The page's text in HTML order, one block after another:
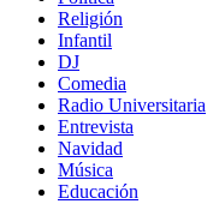
Religión
Infantil
DJ
Comedia
Radio Universitaria
Entrevista
Navidad
Música
Educación